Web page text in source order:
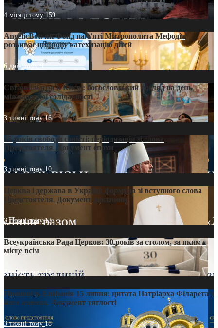
4 місяці тому159
AngelicBot: як Фонд пам’яті Митрополита Мефодія
розвиває цифрову катехизацію дітей
6 днів тому9
Світові лідери в Києві: богословський погляд на день
міжнародної солідарності
3 тижні тому16
35 років свободи совісті: періодизація зі слова
Предстоятеля. Документ епохи
3 тижні тому 10
Церква і держава в Україні: формула зі вступного слова
Предстоятеля. Документ доктрини
3 тижні тому13
Всеукраїнська Рада Церков: 30 років за столом, за яким є
місце всім
3 тижні тому13
Проповідь Епіфанія 15 липня: цитата Патріарха Філарета з
його амвона. Документ тяглості
3 тижні тому18